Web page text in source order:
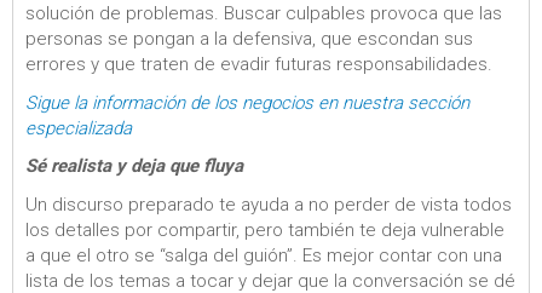
solución de problemas. Buscar culpables provoca que las
personas se pongan a la defensiva, que escondan sus
errores y que traten de evadir futuras responsabilidades.
Sigue la información de los negocios en nuestra sección
especializada
Sé realista y deja que fluya
Un discurso preparado te ayuda a no perder de vista todos
los detalles por compartir, pero también te deja vulnerable
a que el otro se “salga del guión”. Es mejor contar con una
lista de los temas a tocar y dejar que la conversación se dé